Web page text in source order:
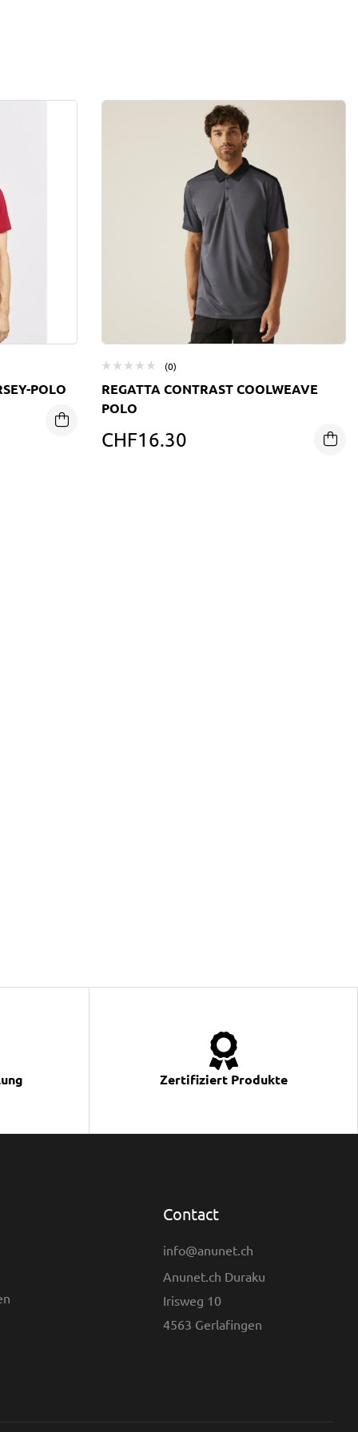
POLO
(0)
REGATTA CONTRAST COOLWEAVE
POLO
CHF16.30
Zertifiziert Produkte
Contact
info@anunet.ch
Anunet.ch Duraku
Irisweg 10
4563 Gerlafingen